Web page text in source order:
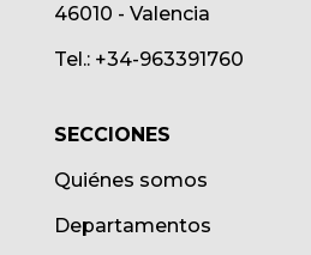
46010 - Valencia
Tel.: +34-963391760
SECCIONES
Quiénes somos
Departamentos